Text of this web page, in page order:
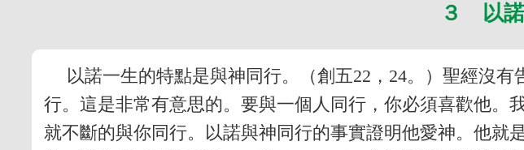
３ 以
以諾一生的特點是與神同行。（創五22，24。）聖經沒
行。這是非常有意思的。要與一個人同行，你必須喜歡他。
就不斷的與你同行。以諾與神同行的事實證明他愛神。他就